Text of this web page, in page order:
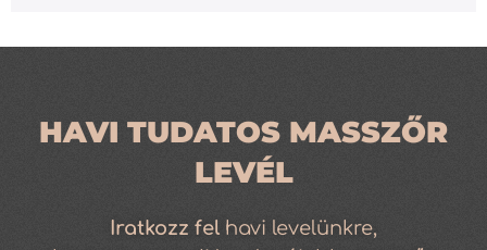
HAVI TUDATOS MASSZŐR
LEVÉL
Iratkozz fel havi levelünkre,